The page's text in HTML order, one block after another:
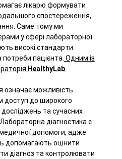
лікарю формувати
спостереження,
Саме тому ми
у сфері лабораторної
високі стандарти
потреби пацієнта. Одним із
HealthyLab
означає можливість
доступ до широкого
та сучасних
діагностика є
допомоги, адже
допомагають оцінити
діагноз та контролювати